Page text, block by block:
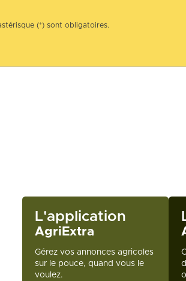
(*) sont obligatoires.
L'application
AgriExtra
Gérez vos annonces agricoles
sur le pouce, quand vous le
voulez.